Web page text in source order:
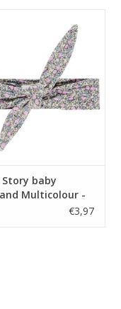
AAN WINKELWAGEN
baby
Multicolour -
€3,97